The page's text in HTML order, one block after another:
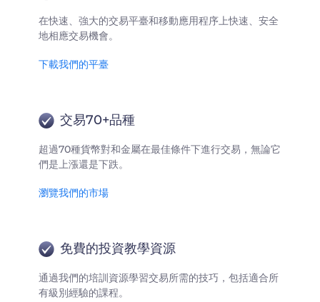
在快速、強大的交易平臺和移動應用程序上快速、安全
地相應交易機會。
下載我們的平臺
交易70+品種
超過70種貨幣對和金屬在最佳條件下進行交易，無論它
們是上漲還是下跌。
瀏覽我們的市場
免費的投資教學資源
通過我們的培訓資源學習交易所需的技巧，包括適合所
有級別經驗的課程。